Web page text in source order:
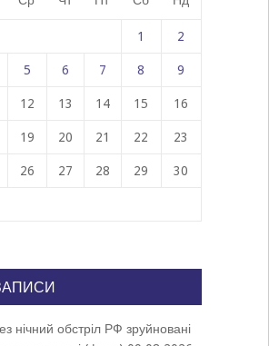
1 2
5 6 7 8 9
12 13 14 15 16
19 20 21 22 23
26 27 28 29 30
нічний обстріл РФ зруйновані